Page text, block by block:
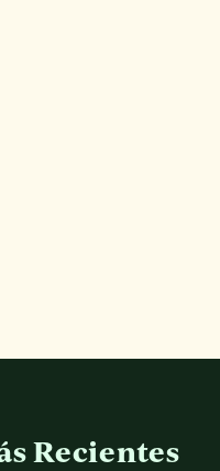
Recientes